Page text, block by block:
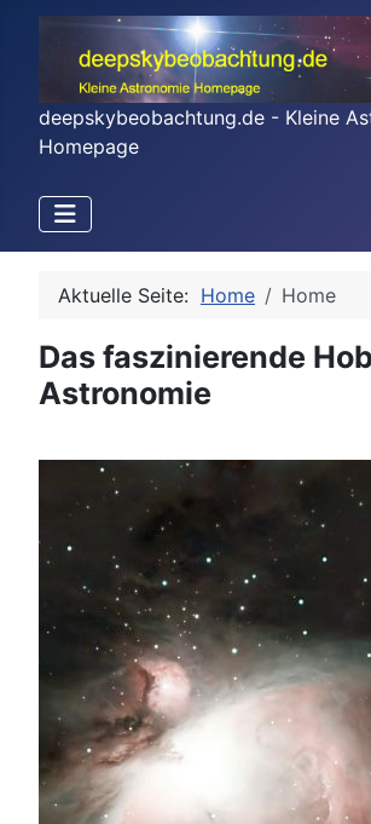
deepskybeobachtung.de - Kleine
Homepage
Aktuelle Seite: Home Home
Das faszinierende
Astronomie